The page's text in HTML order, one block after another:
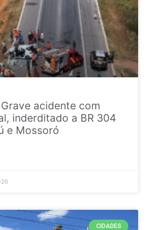
acidente com
inderditado a BR 304
e Mossoró
CIDADES